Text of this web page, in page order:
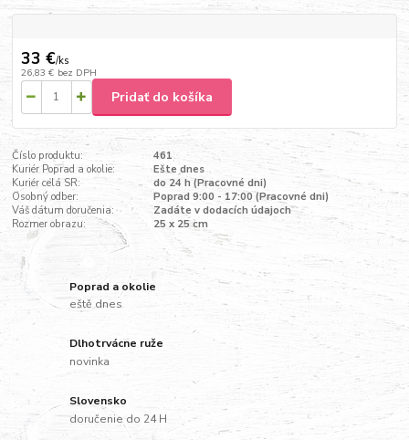
33 €/ks
26,83 € bez DPH
Pridať do košíka
Číslo produktu:
461
Kuriér Poprad a okolie:
Ešte dnes
Kuriér celá SR:
do 24 h (Pracovné dni)
Osobný odber:
Poprad 9:00 - 17:00 (Pracovné dni)
Váš dátum doručenia:
Zadáte v dodacích údajoch
Rozmer obrazu:
25 x 25 cm
Poprad a okolie
eště dnes
Dlhotrvácne ruže
novinka
Slovensko
doručenie do 24 H